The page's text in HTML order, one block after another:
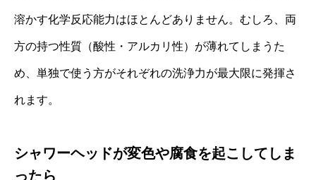
溶かす化学反応能力はほとんどありません。むしろ、両
方の持つ性質（酸性・アルカリ性）が薄れてしまうた
め、単独で使う方がそれぞれの洗浄力が最大限に発揮さ
れます。
シャワーヘッドが変色や腐食を起こしてしま
ったら